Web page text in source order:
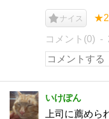
ナイス
コメント(0)
いけぽん
上司に薦め